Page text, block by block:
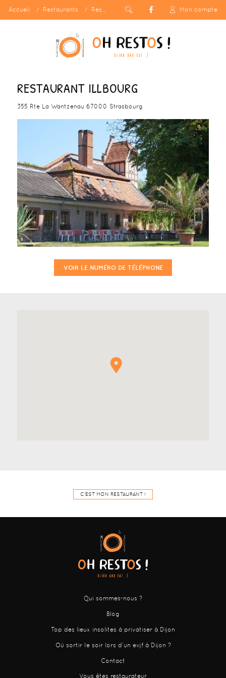
Accueil Restaurants Restaurant Illbourg Mon compte
RESTAURANT ILLBOURG
355 Rte La Wantzenau 67000 Strasbourg
VOIR LE NUMÉRO DE TÉLÉPHONE
C'EST MON RESTAURANT !
Qui sommes-nous ?
Blog
Top des lieux insolites à privatiser à Dijon
Où sortir le soir lors d’un evjf à Dijon ?
Contact
Vous êtes restaurateur